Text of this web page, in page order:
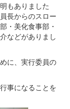
もありました
長からのスロー
・美化食事部・
などがありまし
に、実行委員の
事になることを